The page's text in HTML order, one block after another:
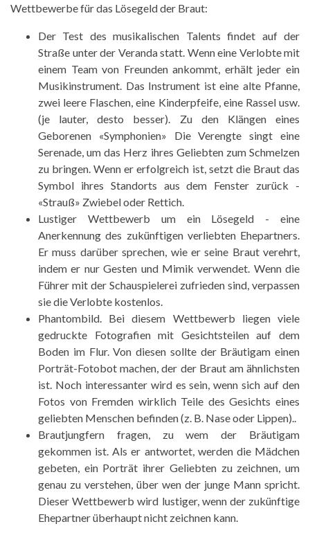
Wettbewerbe für das Lösegeld der Braut:
Der Test des musikalischen Talents findet auf der
Straße unter der Veranda statt. Wenn eine Verlobte mit
einem Team von Freunden ankommt, erhält jeder ein
Musikinstrument. Das Instrument ist eine alte Pfanne,
zwei leere Flaschen, eine Kinderpfeife, eine Rassel usw.
(je lauter, desto besser). Zu den Klängen eines
Geborenen «Symphonien» Die Verengte singt eine
Serenade, um das Herz ihres Geliebten zum Schmelzen
zu bringen. Wenn er erfolgreich ist, setzt die Braut das
Symbol ihres Standorts aus dem Fenster zurück -
«Strauß» Zwiebel oder Rettich.
Lustiger Wettbewerb um ein Lösegeld - eine
Anerkennung des zukünftigen verliebten Ehepartners.
Er muss darüber sprechen, wie er seine Braut verehrt,
indem er nur Gesten und Mimik verwendet. Wenn die
Führer mit der Schauspielerei zufrieden sind, verpassen
sie die Verlobte kostenlos.
Phantombild. Bei diesem Wettbewerb liegen viele
gedruckte Fotografien mit Gesichtsteilen auf dem
Boden im Flur. Von diesen sollte der Bräutigam einen
Porträt-Fotobot machen, der der Braut am ähnlichsten
ist. Noch interessanter wird es sein, wenn sich auf den
Fotos von Fremden wirklich Teile des Gesichts eines
geliebten Menschen befinden (z. B. Nase oder Lippen)..
Brautjungfern fragen, zu wem der Bräutigam
gekommen ist. Als er antwortet, werden die Mädchen
gebeten, ein Porträt ihrer Geliebten zu zeichnen, um
genau zu verstehen, über wen der junge Mann spricht.
Dieser Wettbewerb wird lustiger, wenn der zukünftige
Ehepartner überhaupt nicht zeichnen kann.